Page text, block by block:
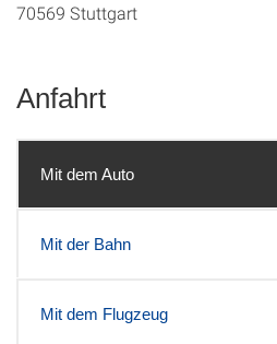
70569 Stuttgart
Anfahrt
Mit dem Auto
Mit der Bahn
Mit dem Flugzeug